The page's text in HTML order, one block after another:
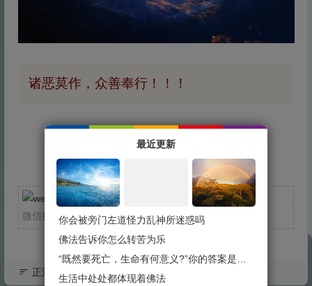
诸恶莫作，众善奉行！！！
我的微信
微信扫一扫
正法视频
最近更新
你会被旁门左道怪力乱神所迷惑吗
佛法告诉你怎么转苦为乐
生活中处处都体现着佛法